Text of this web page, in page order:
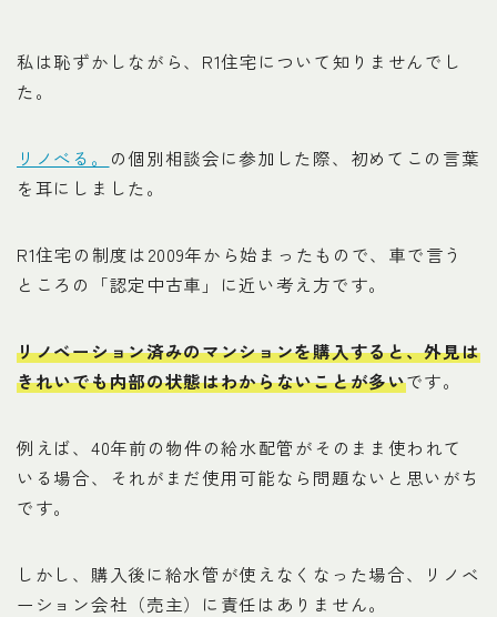
私は恥ずかしながら、R1住宅について知りませんでし
た。
リノべる。
の個別相談会に参加した際、初めてこの言葉
を耳にしました。
R1住宅の制度は2009年から始まったもので、車で言う
ところの「認定中古車」に近い考え方です。
リノベーション済みのマンションを購入すると、外見は
きれいでも内部の状態はわからないことが多いです。
例えば、40年前の物件の給水配管がそのまま使われて
いる場合、それがまだ使用可能なら問題ないと思いがち
です。
しかし、購入後に給水管が使えなくなった場合、リノベ
ーション会社（売主）に責任はありません。